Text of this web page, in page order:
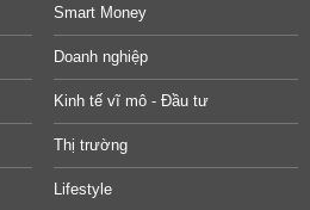
Smart Money
Doanh nghiệp
Kinh tế vĩ mô - Đầu tư
Thị trường
Lifestyle